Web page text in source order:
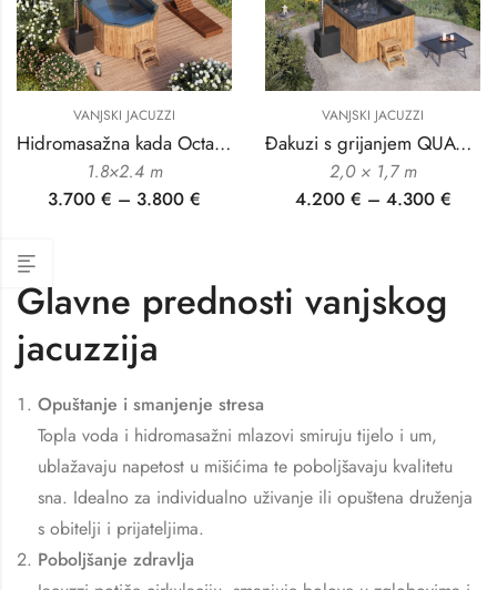
VANJSKI JACUZZI
Hidromasažna kada Octa 2.4
1.8×2.4 m
3.700 € – 3.800 €
VANJSKI JACUZZI
Đakuzi s grijanjem QUATTRO
2,0 × 1,7 m
4.200 € – 4.300 €
Glavne prednosti vanjskog
jacuzzija
Opuštanje i smanjenje stresa
Topla voda i hidromasažni mlazovi smiruju tijelo i um,
ublažavaju napetost u mišićima te poboljšavaju kvalitetu
sna. Idealno za individualno uživanje ili opuštena druženja
s obitelji i prijateljima.
Poboljšanje zdravlja